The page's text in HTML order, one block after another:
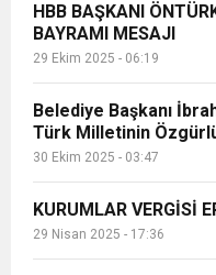
HBB BAŞKANI
BAYRAMI MESAJI
29 Ekim 2025 - 06:19
Belediye Başkanı
Türk Milletinin
30 Ekim 2025 - 03:47
KURUMLAR VERGİSİ
29 Nisan 2025 - 17:36